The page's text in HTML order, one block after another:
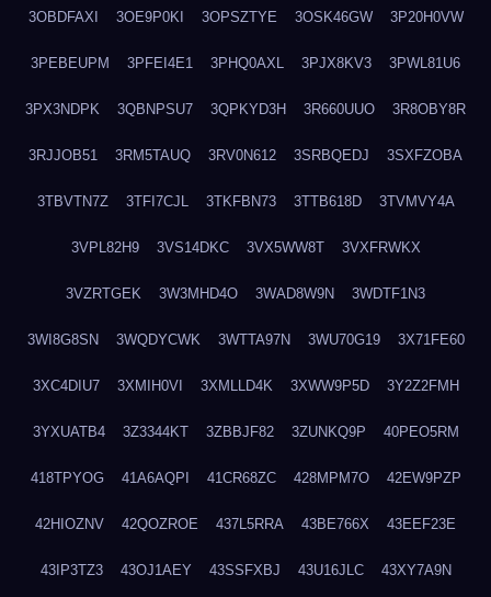
3OBDFAXI 3OE9P0KI 3OPSZTYE 3OSK46GW 3P20H0VW
3PEBEUPM 3PFEI4E1 3PHQ0AXL 3PJX8KV3 3PWL81U6
3PX3NDPK 3QBNPSU7 3QPKYD3H 3R660UUO 3R8OBY8R
3RJJOB51 3RM5TAUQ 3RV0N612 3SRBQEDJ 3SXFZOBA
3TBVTN7Z 3TFI7CJL 3TKFBN73 3TTB618D 3TVMVY4A
3VPL82H9 3VS14DKC 3VX5WW8T 3VXFRWKX
3VZRTGEK 3W3MHD4O 3WAD8W9N 3WDTF1N3
3WI8G8SN 3WQDYCWK 3WTTA97N 3WU70G19 3X71FE60
3XC4DIU7 3XMIH0VI 3XMLLD4K 3XWW9P5D 3Y2Z2FMH
3YXUATB4 3Z3344KT 3ZBBJF82 3ZUNKQ9P 40PEO5RM
418TPYOG 41A6AQPI 41CR68ZC 428MPM7O 42EW9PZP
42HIOZNV 42QOZROE 437L5RRA 43BE766X 43EEF23E
43IP3TZ3 43OJ1AEY 43SSFXBJ 43U16JLC 43XY7A9N